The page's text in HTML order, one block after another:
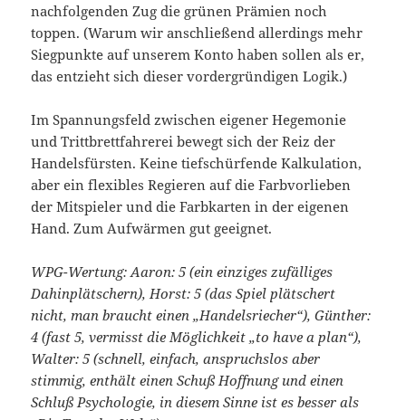
nachfolgenden Zug die grünen Prämien noch
toppen. (Warum wir anschließend allerdings mehr
Siegpunkte auf unserem Konto haben sollen als er,
das entzieht sich dieser vordergründigen Logik.)
Im Spannungsfeld zwischen eigener Hegemonie
und Trittbrettfahrerei bewegt sich der Reiz der
Handelsfürsten. Keine tiefschürfende Kalkulation,
aber ein flexibles Regieren auf die Farbvorlieben
der Mitspieler und die Farbkarten in der eigenen
Hand. Zum Aufwärmen gut geeignet.
WPG-Wertung: Aaron: 5 (ein einziges zufälliges
Dahinplätschern), Horst: 5 (das Spiel plätschert
nicht, man braucht einen „Handelsriecher“), Günther:
4 (fast 5, vermisst die Möglichkeit „to have a plan“),
Walter: 5 (schnell, einfach, anspruchslos aber
stimmig, enthält einen Schuß Hoffnung und einen
Schluß Psychologie, in diesem Sinne ist es besser als